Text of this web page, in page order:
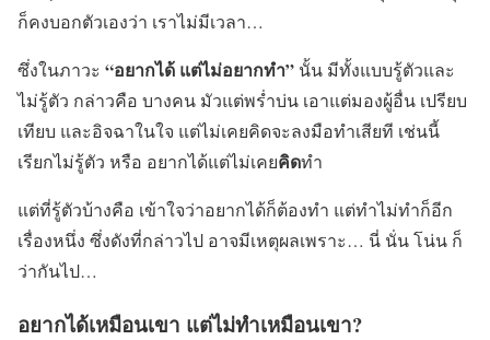
ก็คงบอกตัวเองว่า เราไม่มีเวลา…
ซึ่งในภาวะ “อยากได้ แต่ไม่อยากทำ” นั้น มีทั้งแบบรู้ตัวและ
ไม่รู้ตัว กล่าวคือ บางคน มัวแต่พร่ำบ่น เอาแต่มองผู้อื่น เปรียบ
เทียบ และอิจฉาในใจ แต่ไม่เคยคิดจะลงมือทำเสียที เช่นนี้
เรียกไม่รู้ตัว หรือ อยากได้แต่ไม่เคยคิดทำ
แต่ที่รู้ตัวบ้างคือ เข้าใจว่าอยากได้ก็ต้องทำ แต่ทำไม่ทำก็อีก
เรื่องหนึ่ง ซึ่งดังที่กล่าวไป อาจมีเหตุผลเพราะ… นี่ นั่น โน่น ก็
ว่ากันไป…
อยากได้เหมือนเขา แต่ไม่ทำเหมือนเขา?